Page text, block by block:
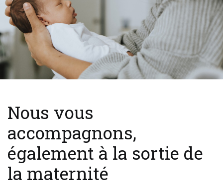
Nous vous
accompagnons,
également à la sortie de
la maternité